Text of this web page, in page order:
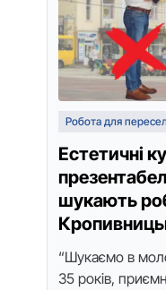
Робота для
Естетичні
шукають
“Шукаємо в
35 років,